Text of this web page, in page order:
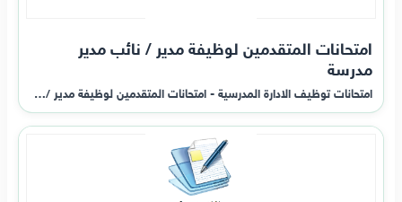
امتحانات المتقدمين لوظيفة مدير / نائب مدير
مدرسة
امتحانات توظيف الادارة المدرسية - امتحانات المتقدمين لوظيفة مدير /…